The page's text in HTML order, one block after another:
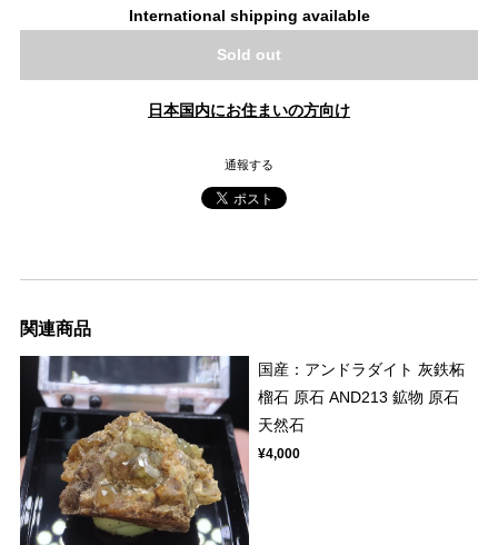
International shipping available
Sold out
日本国内にお住まいの方向け
通報する
関連商品
国産：アンドラダイト 灰鉄柘
榴石 原石 AND213 鉱物 原石
天然石
¥4,000